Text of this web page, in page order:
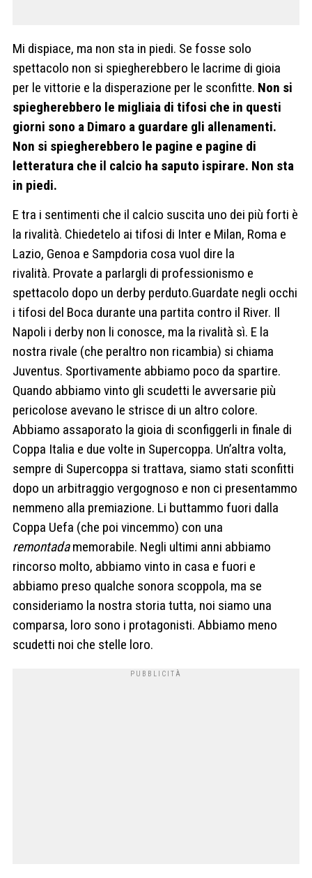
Mi dispiace, ma non sta in piedi. Se fosse solo
spettacolo non si spiegherebbero le lacrime di gioia
per le vittorie e la disperazione per le sconfitte. Non si
spiegherebbero le migliaia di tifosi che in questi
giorni sono a Dimaro a guardare gli allenamenti.
Non si spiegherebbero le pagine e pagine di
letteratura che il calcio ha saputo ispirare. Non sta
in piedi.
E tra i sentimenti che il calcio suscita uno dei più forti è
la rivalità. Chiedetelo ai tifosi di Inter e Milan, Roma e
Lazio, Genoa e Sampdoria cosa vuol dire la
rivalità. Provate a parlargli di professionismo e
spettacolo dopo un derby perduto.Guardate negli occhi
i tifosi del Boca durante una partita contro il River. Il
Napoli i derby non li conosce, ma la rivalità sì. E la
nostra rivale (che peraltro non ricambia) si chiama
Juventus. Sportivamente abbiamo poco da spartire.
Quando abbiamo vinto gli scudetti le avversarie più
pericolose avevano le strisce di un altro colore.
Abbiamo assaporato la gioia di sconfiggerli in finale di
Coppa Italia e due volte in Supercoppa. Un’altra volta,
sempre di Supercoppa si trattava, siamo stati sconfitti
dopo un arbitraggio vergognoso e non ci presentammo
nemmeno alla premiazione. Li buttammo fuori dalla
Coppa Uefa (che poi vincemmo) con una
remontadamemorabile. Negli ultimi anni abbiamo
rincorso molto, abbiamo vinto in casa e fuori e
abbiamo preso qualche sonora scoppola, ma se
consideriamo la nostra storia tutta, noi siamo una
comparsa, loro sono i protagonisti. Abbiamo meno
scudetti noi che stelle loro.